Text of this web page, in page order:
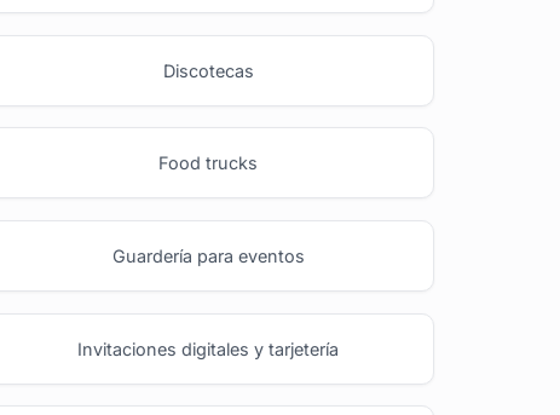
Discotecas
Food trucks
Guardería para eventos
Invitaciones digitales y tarjetería